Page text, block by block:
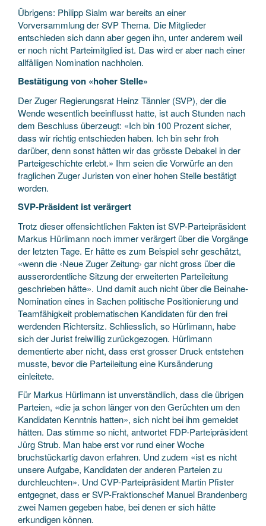
Übrigens: Philipp Sialm war bereits an einer
Vorversammlung der SVP Thema. Die Mitglieder
entschieden sich dann aber gegen ihn, unter anderem weil
er noch nicht Parteimitglied ist. Das wird er aber nach einer
allfälligen Nomination nachholen.
Bestätigung von «hoher Stelle»
Der Zuger Regierungsrat Heinz Tännler (SVP), der die
Wende wesentlich beeinflusst hatte, ist auch Stunden nach
dem Beschluss überzeugt: «Ich bin 100 Prozent sicher,
dass wir richtig entschieden haben. Ich bin sehr froh
darüber, denn sonst hätten wir das grösste Debakel in der
Parteigeschichte erlebt.» Ihm seien die Vorwürfe an den
fraglichen Zuger Juristen von einer hohen Stelle bestätigt
worden.
SVP-Präsident ist verärgert
Trotz dieser offensichtlichen Fakten ist SVP-Parteipräsident
Markus Hürlimann noch immer verärgert über die Vorgänge
der letzten Tage. Er hätte es zum Beispiel sehr geschätzt,
«wenn die ‹Neue Zuger Zeitung› gar nicht gross über die
ausserordentliche Sitzung der erweiterten Parteileitung
geschrieben hätte». Und damit auch nicht über die Beinahe-
Nomination eines in Sachen politische Positionierung und
Teamfähigkeit problematischen Kandidaten für den frei
werdenden Richtersitz. Schliesslich, so Hürlimann, habe
sich der Jurist freiwillig zurückgezogen. Hürlimann
dementierte aber nicht, dass erst grosser Druck entstehen
musste, bevor die Parteileitung eine Kursänderung
einleitete.
Für Markus Hürlimann ist unverständlich, dass die übrigen
Parteien, «die ja schon länger von den Gerüchten um den
Kandidaten Kenntnis hatten», sich nicht bei ihm gemeldet
hätten. Das stimme so nicht, antwortet FDP-Parteipräsident
Jürg Strub. Man habe erst vor rund einer Woche
bruchstückartig davon erfahren. Und zudem «ist es nicht
unsere Aufgabe, Kandidaten der anderen Parteien zu
durchleuchten». Und CVP-Parteipräsident Martin Pfister
entgegnet, dass er SVP-Fraktionschef Manuel Brandenberg
zwei Namen gegeben habe, bei denen er sich hätte
erkundigen können.